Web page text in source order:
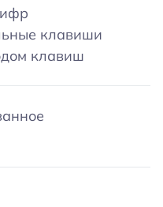
клавиши
клавиш